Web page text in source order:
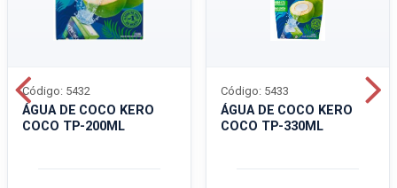
ÁGUA DE COCO KERO
COCO TP-200ML
Código: 5432
ÁGUA DE COCO KERO
COCO TP-330ML
Código: 5433